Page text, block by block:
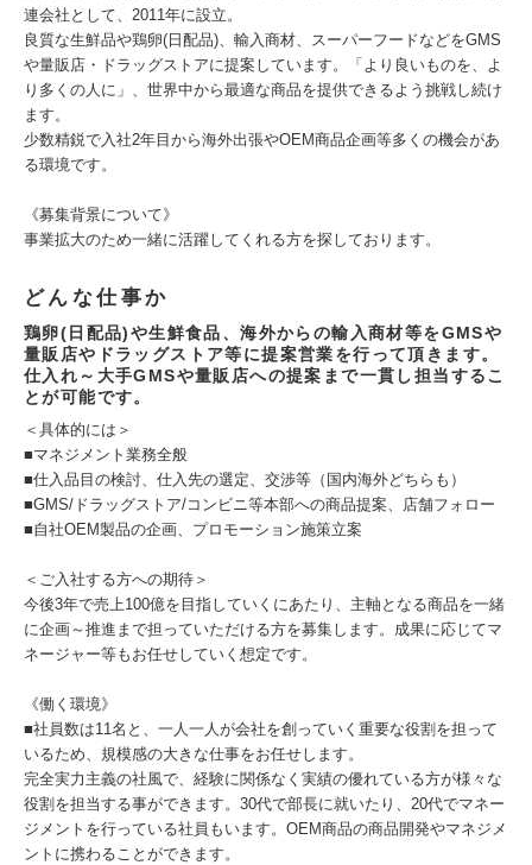
連会社として、2011年に設立。
良質な生鮮品や鶏卵(日配品)、輸入商材、スーパーフードなどをGMS
や量販店・ドラッグストアに提案しています。「より良いものを、よ
り多くの人に」、世界中から最適な商品を提供できるよう挑戦し続け
ます。
少数精鋭で入社2年目から海外出張やOEM商品企画等多くの機会があ
る環境です。
《募集背景について》
事業拡大のため一緒に活躍してくれる方を探しております。
どんな仕事か
鶏卵(日配品)や生鮮食品、海外からの輸入商材等をGMSや
量販店やドラッグストア等に提案営業を行って頂きます。
仕入れ～大手GMSや量販店への提案まで一貫し担当するこ
とが可能です。
＜具体的には＞
■マネジメント業務全般
■仕入品目の検討、仕入先の選定、交渉等（国内海外どちらも）
■GMS/ドラッグストア/コンビニ等本部への商品提案、店舗フォロー
■自社OEM製品の企画、プロモーション施策立案
＜ご入社する方への期待＞
今後3年で売上100億を目指していくにあたり、主軸となる商品を一緒
に企画～推進まで担っていただける方を募集します。成果に応じてマ
ネージャー等もお任せしていく想定です。
《働く環境》
■社員数は11名と、一人一人が会社を創っていく重要な役割を担って
いるため、規模感の大きな仕事をお任せします。
完全実力主義の社風で、経験に関係なく実績の優れている方が様々な
役割を担当する事ができます。30代で部長に就いたり、20代でマネー
ジメントを行っている社員もいます。OEM商品の商品開発やマネジメ
ントに携わることができます。